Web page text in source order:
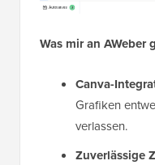
Was mir an AWeber
Canva-
Grafiken
verlassen.
Zuverlässige